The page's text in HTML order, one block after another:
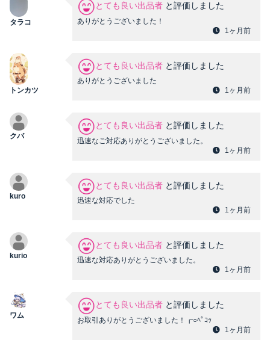
タラコ
とても良い出品者 と評価しました
ありがとうございました！
1ヶ月前
トンカツ
とても良い出品者 と評価しました
ありがとうございました
1ヶ月前
クバ
とても良い出品者 と評価しました
迅速なご対応ありがとうございました。
1ヶ月前
kuro
とても良い出品者 と評価しました
迅速な対応でした
1ヶ月前
kurio
とても良い出品者 と評価しました
迅速な対応ありがとうございました。
1ヶ月前
ワム
とても良い出品者 と評価しました
お取引ありがとうございました！┏○ﾍﾟｺｯ
1ヶ月前